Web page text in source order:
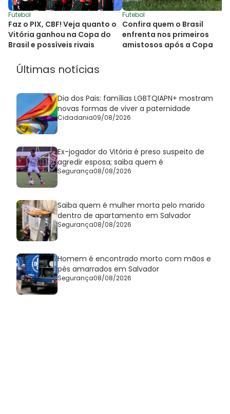
Futebol
Faz o PIX, CBF! Veja quanto o
Vitória ganhou na Copa do
Brasil e possíveis rivais
Futebol
Confira quem o Brasil
enfrenta nos primeiros
amistosos após a Copa
Últimas notícias
Dia dos Pais: famílias LGBTQIAPN+ mostram
novas formas de viver a paternidade
Cidadania09/08/2026
Ex-jogador do Vitória é preso suspeito de
agredir esposa; saiba quem é
Segurança08/08/2026
Saiba quem é mulher morta pelo marido
dentro de apartamento em Salvador
Segurança08/08/2026
Homem é encontrado morto com mãos e
pés amarrados em Salvador
Segurança08/08/2026